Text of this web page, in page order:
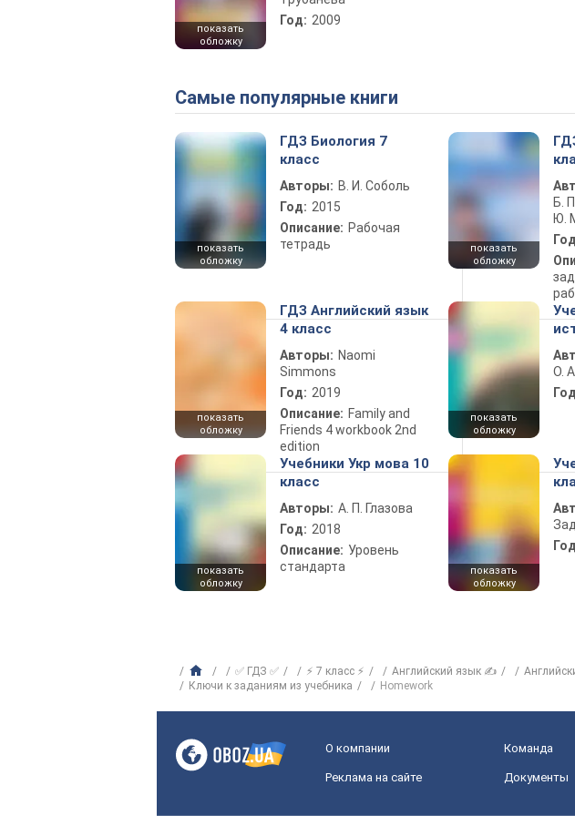
показать
обложку
Год: 2009
Самые популярные книги
показать
обложку
ГДЗ Биология 7
класс
Авторы: В. И. Соболь
Год: 2015
Описание: Рабочая
тетрадь
показать
обложку
Б.
Ю.
показать
обложку
ГДЗ Английский язык
4 класс
Авторы: Naomi
Simmons
Год: 2019
Описание: Family and
Friends 4 workbook 2nd
edition
показать
обложку
О.
показать
обложку
Учебники Укр мова 10
класс
Авторы: А. П. Глазова
Год: 2018
Описание: Уровень
стандарта
показать
обложку
✅ ГДЗ ✅ ⚡ 7 класс ⚡ Английский язык ✍
Ключи к заданиям из учебника
Homework
О компании Команда
Реклама на сайте Документы